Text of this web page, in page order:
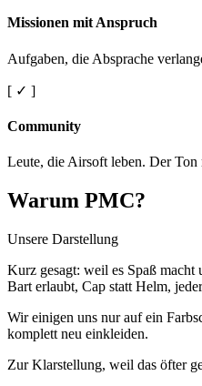
Missionen mit Anspruch
Aufgaben, die Absprache
[ ✓ ]
Community
Leute, die Airsoft leben. Der Ton
Warum PMC?
Unsere Darstellung
Kurz gesagt: weil es Spaß
Bart erlaubt, Cap statt Helm,
Wir einigen uns nur auf ein
komplett neu einkleiden.
Zur Klarstellung, weil das öfter